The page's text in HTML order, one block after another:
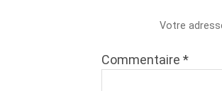
Votre
Commentaire *